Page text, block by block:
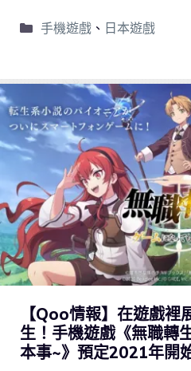
手機遊戲、 日本遊戲
【Qoo情報】在遊戲裡
生！手機遊戲《無職轉
本事~》預定2021年開